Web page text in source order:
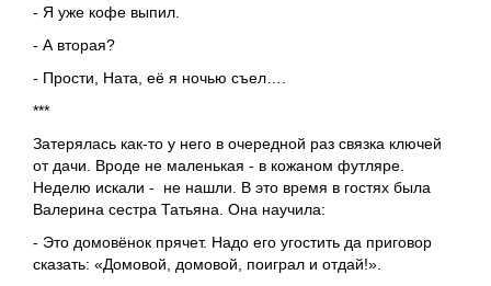
- Я уже кофе выпил.
- А вторая?
- Прости, Ната, её я ночью съел….
***
Затерялась как-то у него в очередной раз связка ключей
от дачи. Вроде не маленькая - в кожаном футляре.
Неделю искали - не нашли. В это время в гостях была
Валерина сестра Татьяна. Она научила:
- Это домовёнок прячет. Надо его угостить да приговор
сказать: «Домовой, домовой, поиграл и отдай!».